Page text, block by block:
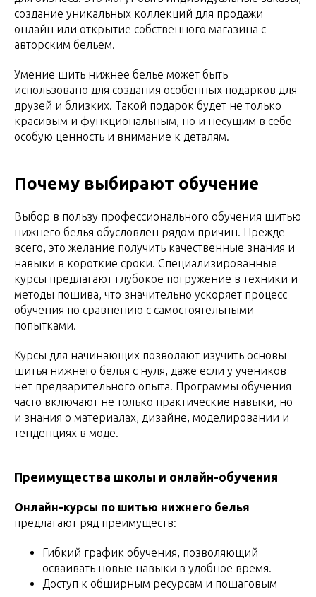
создание уникальных коллекций для продажи
онлайн или открытие собственного магазина с
авторским бельем.
Умение шить нижнее белье может быть
использовано для создания особенных подарков для
друзей и близких. Такой подарок будет не только
красивым и функциональным, но и несущим в себе
особую ценность и внимание к деталям.
Почему выбирают обучение
Выбор в пользу профессионального обучения шитью
нижнего белья обусловлен рядом причин. Прежде
всего, это желание получить качественные знания и
навыки в короткие сроки. Специализированные
курсы предлагают глубокое погружение в техники и
методы пошива, что значительно ускоряет процесс
обучения по сравнению с самостоятельными
попытками.
Курсы для начинающих позволяют изучить основы
шитья нижнего белья с нуля, даже если у учеников
нет предварительного опыта. Программы обучения
часто включают не только практические навыки, но
и знания о материалах, дизайне, моделировании и
тенденциях в моде.
Преимущества школы и онлайн-обучения
Онлайн-курсы по шитью нижнего белья
предлагают ряд преимуществ:
Гибкий график обучения, позволяющий
осваивать новые навыки в удобное время.
Доступ к обширным ресурсам и пошаговым